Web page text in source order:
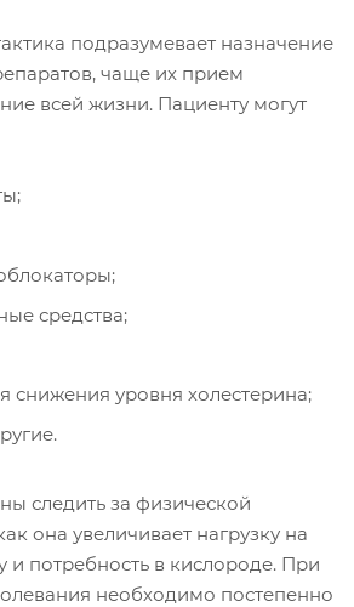
подразумевает назначение
чаще их прием
всей жизни. Пациенту могут
средства;
снижения уровня холестерина;
следить за физической
она увеличивает нагрузку на
потребность в кислороде. При
необходимо постепенно